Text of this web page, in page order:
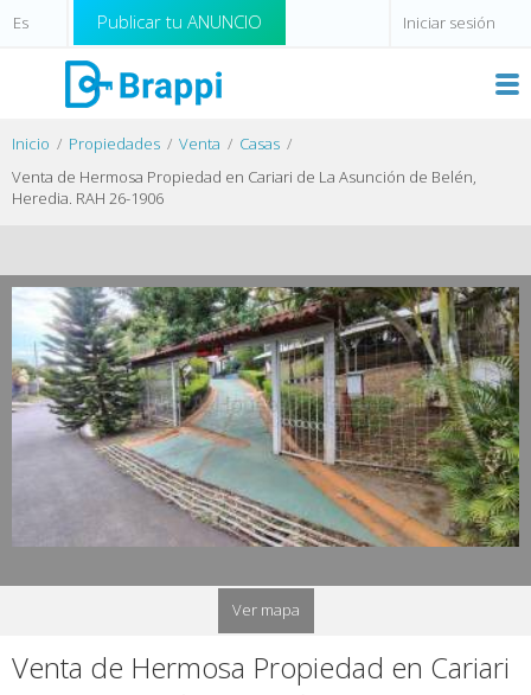
Publicar tu ANUNCIO Iniciar sesión
Inicio Propiedades Venta
Casas
Venta de Hermosa Propiedad en Cariari de La Asunción de Belén,
Heredia. RAH 26-1906
Ver mapa
Venta de Hermosa Propiedad en Cariari